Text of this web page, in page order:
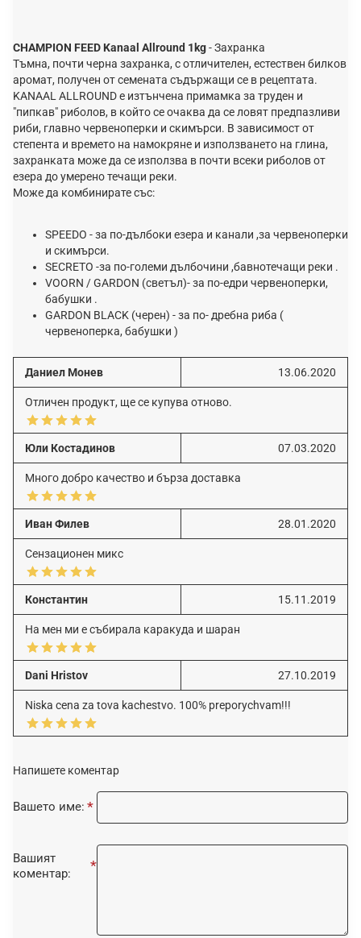
CHAMPION FEED Kanaal Allround 1kg- Захранка
Тъмна, почти черна захранка, с отличителен, естествен билков
аромат, получен от семената съдържащи се в рецептата.
KANAAL ALLROUND е изтънчена примамка за труден и
"пипкав" риболов, в който се очаква да се ловят предпазливи
риби, главно червеноперки и скимърси. В зависимост от
степента и времето на намокряне и използването на глина,
захранката може да се използва в почти всеки риболов от
езера до умерено течащи реки.
Може да комбинирате със:
SPEEDO - за по-дълбоки езера и канали ,за червеноперки
и скимърси.
SECRETO -за по-големи дълбочини ,бавнотечащи реки .
VOORN / GARDON (светъл)- за по-едри червеноперки,
бабушки .
GARDON BLACK (черен) - за по- дребна риба (
червеноперка, бабушки )
Даниел Монев 13.06.2020
Отличен продукт, ще се купува отново.
Юли Костадинов 07.03.2020
Много добро качество и бърза доставка
Иван Филев 28.01.2020
Сензационен микс
Константин 15.11.2019
На мен ми е събирала каракуда и шаран
Dani Hristov 27.10.2019
Niska cena za tova kachestvo. 100% preporychvam!!!
Напишете коментар
Вашето име:
Вашият
коментар: